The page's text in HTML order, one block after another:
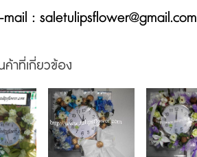
: saletulipsflower@gmail.com
ค้าที่เกี่ยวข้อง